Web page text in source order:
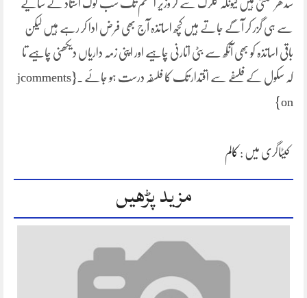
سدھر سکتی ہیں کیونکہ کلرک سے کر وزیر اعظم تک سب لوگ استاد کے سایے
سے ہی گزر کر آگے جاتے ہیں کچھ اساتذہ آج بھی فرض ادا کر رہے ہیں لیکن
باقی اساتذہ کو بھی آنکھ سے بٹی اتارنی چاہیے اور اپنی زمہ داریاں دیکھنی چاہیے تا
کہ سکول کے فلسفے سے اقتدار تک کا فلسفہ درست ہو جائے ۔{jcomments
on}
کیٹاگری میں : کالم
مزید پڑھیں